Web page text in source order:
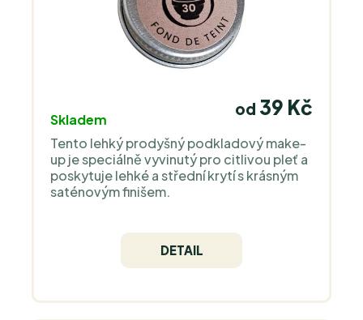
Skladem
od 39 Kč
Tento lehký prodyšný podkladový make-
up je speciálně vyvinutý pro citlivou pleť a
poskytuje lehké a střední krytí s krásným
saténovým finišem.
DETAIL